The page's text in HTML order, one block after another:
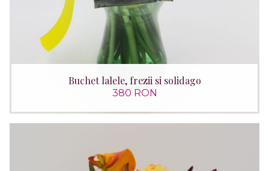
Buchet lalele, frezii si solidago
380 RON